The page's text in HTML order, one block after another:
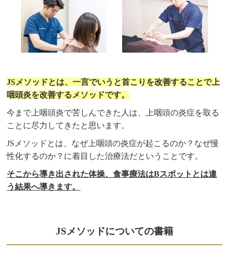
JSメソッドとは、一言でいうと首こりを改善することで上
咽頭炎を改善するメソッドです。
今まで上咽頭炎で苦しんできた人は、上咽頭の炎症を取る
ことに尽力してきたと思います。
JSメソッドとは、なぜ上咽頭の炎症が起こるのか？なぜ慢
性化するのか？に着目した治療法だということです。
そこから導き出された体操、食事療法はBスポットとは違
う結果へ導きます。
JSメソッドについての書籍